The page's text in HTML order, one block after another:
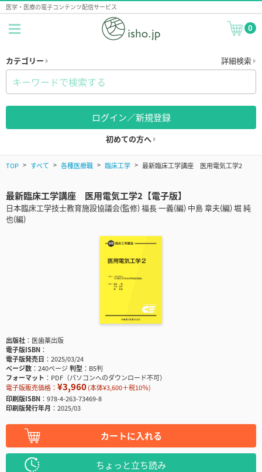
医学・医療の電子コンテンツ配信サービス
0
カテゴリー 詳細検索
ログイン／新規登録
初めての方へ
TOP すべて 各種医療職 臨床工学 最新臨床工学講座 医用電気工学2
最新臨床工学講座 医用電気工学2【電子版】
日本臨床工学技士教育施設協議会(監修) 福長 一義(編) 中島 章夫(編) 堀 純
也(編)
出版社
医歯薬出版
電子版ISBN
電子版発売日
2025/03/24
ページ数
240ページ判型
B5判
フォーマット
PDF（パソコンへのダウンロード不可）
電子版販売価格： ¥3,960(本体¥3,600＋税10％)
印刷版ISBN
978-4-263-73469-8
印刷版発行年月
2025/03
カートに入れる
ちょっと立ち読み